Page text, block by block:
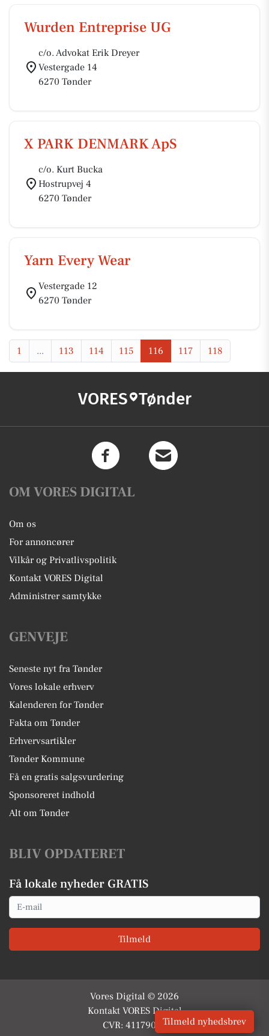
Wurden Entreprise UG
c/o. Advokat Erik Dreyer
Vestergade 14
6270 Tønder
X PARK DENMARK ApS
c/o. Kurt Bucka
Hostrupvej 4
6270 Tønder
Yarn Every Wear
Vestergade 12
6270 Tønder
1 ... 113 114 115 116 117 118
VORES Tønder
OM VORES DIGITAL
Om os
For annoncører
Vilkår og Privatlivspolitik
Kontakt VORES Digital
Administrer samtykke
GENVEJE
Seneste nyt fra Tønder
Vores lokale erhverv
Kalenderen for Tønder
Fakta om Tønder
Erhvervsartikler
Tønder Kommune
Få en gratis salgsvurdering
Sponsoreret indhold
Alt om Tønder
BLIV OPDATERET
Få lokale nyheder GRATIS
Email
Tilmeld
Vores Digital © 2026
Kontakt VORES Digital
CVR: 41179082Tilmeld nyhedsbrev